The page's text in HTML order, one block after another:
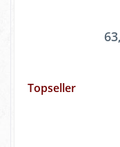
Topseller